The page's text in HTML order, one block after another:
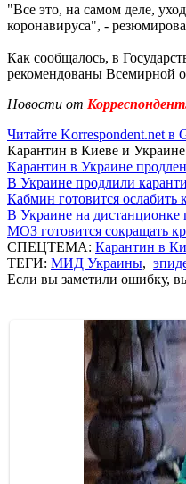
"Все это, на самом деле,
коронавируса", -
Как сообщалось, в
рекомендованы Всемирной
Новости от
Читайте Korrespondent.net в
Карантин в Киеве и Украине
Карантин в Украине
В Украине продлили
Кабмин готовится ослабить
В Украине на дистанционке
МОЗ готовится сокращать
СПЕЦТЕМА: Карантин в
ТЕГИ: МИД Украины,
Если вы заметили ошибку,